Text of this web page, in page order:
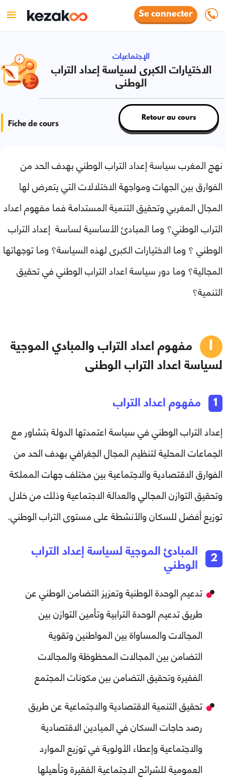
Se connecter
الإجتماعيات
الاختيارات الكبرى لسياسة إعداد التراب
الوطنى
Fiche de cours
Retour au cours
نهج المغرب سياسة إعداد التراب الوطني بهدف الحد من
الفوارق بين الجهات ومواجهة الاختلالات التي يتعرض لها
المجال المغربي وتحقيق التنمية المستدامة فما مفهوم اعداد
التراب الوطني؟ وما المبادئ الأساسية لساسة إعداد التراب
الوطني ؟ وما الاختيارات الكبرى لهذه السياسة؟ وما توجهاتها
المجالية؟ وما دور سياسة اعداد التراب الوطني في تحقيق
التنمية؟
مفهوم اعداد التراب والمبادي الموجية
لسياسة اعداد التراب الوطنى
مفهوم اعداد التراب
إعداد التراب الوطني في سياسة اعتمدتها الدولة بتشاور مع
الجماعات المحلية لتنظيم المجال الجغرافي بهدف الحد من
الفوارق الاقتصادية والاجتماعية بين مختلف جهات المملكة
وتحقيق التوازن المجالي والعدالة الاجتماعية وذلك من خلال
توزيع أفضل للسكان والأنشطة على مستوى التراب الوطني.
المبادئ الموجية لسياسة إعداد التراب
الوطني
تدعيم الوحدة الوطنية وتعزيز التضامن الوطني عن
طريق تدعيم الوحدة الترابية وتأمين التوازن بين
المجالات والمساواة بين المواطنين وتقوية
التضامن بين المجالات المحظوظة والمجالات
الفقيرة وتحقيق التضامن بين مكونات المجتمع
تحقيق التنمية الاقتصادية والاجتماعية عن طريق
رصد حاجات السكان في الميادين الاقتصادية
والاجتماعية وإعطاء الأولوية في توزيع الموارد
العمومية للشرائح الاجتماعية الفقيرة وتأهيلها